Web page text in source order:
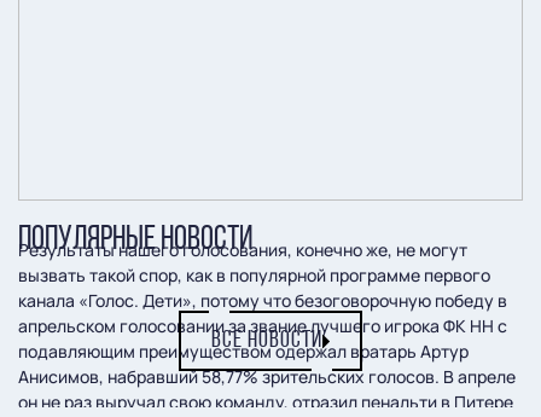
Результаты нашего голосования, конечно же, не могут
вызвать такой спор, как в популярной программе первого
канала «Голос. Дети», потому что безоговорочную победу в
апрельском голосовании за звание лучшего игрока ФК НН с
подавляющим преимуществом одержал вратарь Артур
Анисимов, набравший 58,77% зрительских голосов. В апреле
он не раз выручал свою команду, отразил пенальти в Питере
ПОПУЛЯРНЫЕ НОВОСТИ
ВСЕ НОВОСТИ